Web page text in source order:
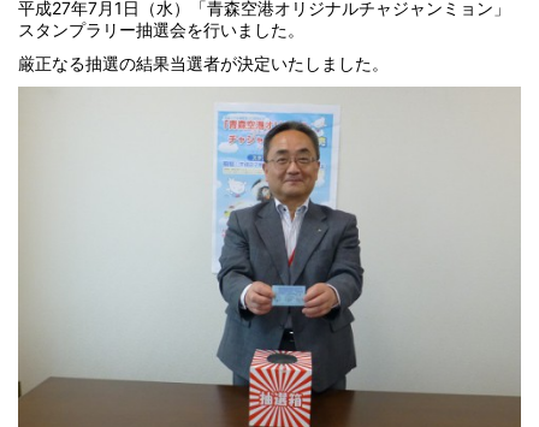
平成27年7月1日（水）「青森空港オリジナルチャジャンミョン」
スタンプラリー抽選会を行いました。
厳正なる抽選の結果当選者が決定いたしました。